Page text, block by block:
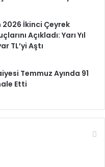
2026 İkinci Çeyrek
Açıkladı: Yarı Yıl
TL’yi Aştı
Temmuz Ayında 91
Etti